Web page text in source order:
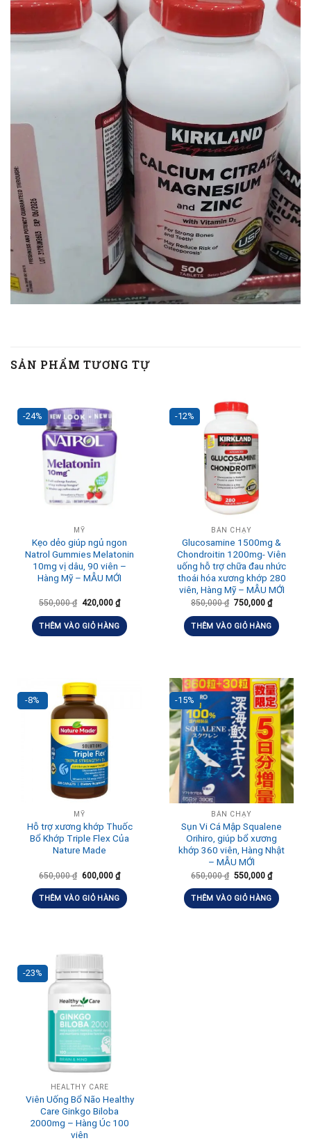
SẢN PHẨM TƯƠNG TỰ
-24%
MỸ
Kẹo dẻo giúp ngủ ngon
Natrol Gummies Melatonin
10mg vị dâu, 90 viên –
Hàng Mỹ – MẪU MỚI
550,000₫ 420,000 ₫
THÊM VÀO GIỎ HÀNG
-12%
BÁN CHẠY
Glucosamine 1500mg &
Chondroitin 1200mg- Viên
uống hỗ trợ chữa đau nhức
thoái hóa xương khớp 280
viên, Hàng Mỹ – MẪU MỚI
850,000₫ 750,000 ₫
THÊM VÀO GIỎ HÀNG
-8%
MỸ
Hỗ trợ xương khớp Thuốc
Bổ Khớp Triple Flex Của
Nature Made
650,000₫ 600,000 ₫
THÊM VÀO GIỎ HÀNG
-15%
BÁN CHẠY
Sụn Vi Cá Mập Squalene
Orihiro, giúp bổ xương
khớp 360 viên, Hàng Nhật
– MẪU MỚI
650,000₫ 550,000 ₫
THÊM VÀO GIỎ HÀNG
-23%
HEALTHY CARE
Viên Uống Bổ Não Healthy
Care Ginkgo Biloba
2000mg – Hàng Úc 100
viên